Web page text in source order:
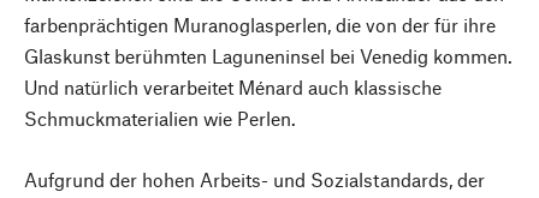
farbenprächtigen Muranoglasperlen, die von der für ihre
Glaskunst berühmten Laguneninsel bei Venedig kommen.
Und natürlich verarbeitet Ménard auch klassische
Schmuckmaterialien wie Perlen.
Aufgrund der hohen Arbeits- und Sozialstandards, der